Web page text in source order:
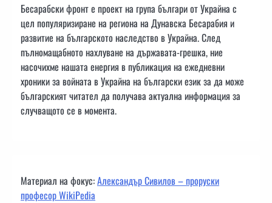
Бесарабски фронт е проект на група българи от Украйна с
цел популяризиране на региона на Дунавска Бесарабия и
развитие на българското наследство в Украйна. След
пълномащабното нахлуване на държавата-грешка, ние
насочихме нашата енергия в публикация на ежедневни
хроники за войната в Украйна на български език за да може
българският читател да получава актуална информация за
случващото се в момента.
Материал на фокус:Александър Сивилов – проруски
професор WikiPedia